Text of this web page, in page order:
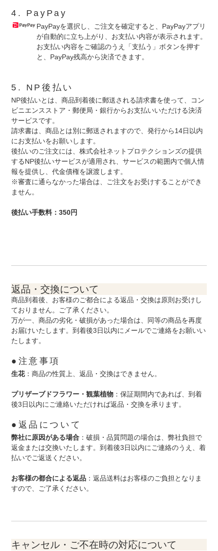
4. PayPay
PayPayを選択し、ご注文を確定すると、PayPayアプリ
が自動的に立ち上がり、お支払い内容が表示されます。
お支払い内容をご確認のうえ「支払う」ボタンを押す
と、PayPay残高から決済できます。
5. NP後払い
NP後払いとは、商品到着後に郵送される請求書を使って、コン
ビニエンスストア・郵便局・銀行からお支払いいただける決済
サービスです。
請求書は、商品とは別に郵送されますので、発行から14日以内
にお支払いをお願いします。
後払いのご注文には、株式会社ネットプロテクションズの提供
するNP後払いサービスが適用され、サービスの範囲内で個人情
報を提供し、代金債権を譲渡します。
※審査に通らなかった場合は、ご注文をお受けすることができ
ません。
後払い手数料：350円
返品・交換について
商品到着後、お客様のご都合による返品・交換は原則お受けし
ておりません。ご了承ください。
万が一、商品の劣化・破損があった場合は、同等の商品を再度
お届けいたします。到着後3日以内にメールでご連絡をお願いい
たします。
●注意事項
生花：商品の性質上、返品・交換はできません。
プリザーブドフラワー・観葉植物 ：保証期間内であれば、到着
後3日以内にご連絡いただければ返品・交換を承ります。
●返品について
弊社に原因がある場合 ：破損・品質問題の場合は、弊社負担で
返金または交換いたします。到着後3日以内にご連絡のうえ、着
払いでご返送ください。
お客様の都合による返品 ：返品送料はお客様のご負担となりま
すので、ご了承ください。
キャンセル・ご不在時の対応について